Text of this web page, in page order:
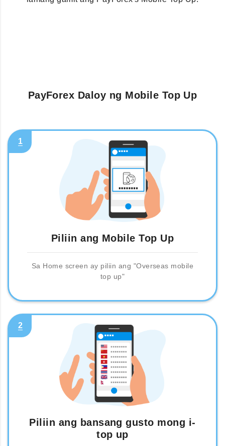
PayForex Daloy ng Mobile Top Up
1
Piliin ang Mobile Top Up
Sa Home screen ay piliin ang "Overseas mobile
top up"
2
Piliin ang bansang gusto mong i-
top up